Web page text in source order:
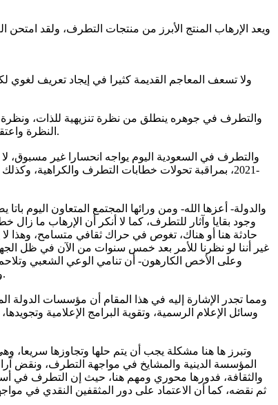
ويعد الإرهاب المنتج الأبرز من منتجات التطرف، ولقد
ولا تسعف المعاجم القديمة كثيرا في إيجاد تعريف لغوي
والتطرف في جوهره ينطلق من نظرة تنزيهية للذات، ونظرة
النظرة واعتقاد توفر الجواب باستمرار ليست منطقية، وإن الظن بأن جوابنا هو الجواب الصحيح بالضرورة، وجواب الآخر هو الجواب الخطأ بالضرورة، هو خلل فادح.
-2021، بمراقبة تحولات خطابات التطرف والكراهية،
والدولة- أعزها الله- ومن ورائها المجتمع المتعاون اليوم
وجود بقايا وآثار للتطرف، كما لا أنكر أن الإرهاب ما
حادثة هنا أو هناك، تغوص في حراك ثقافي متسامح، وهذا
غير أننا لو نظرنا للأمر بعد خمس سنوات من الآن في ظل
وعلى الأخص الكارهون- أن تنامي الوعي الشعبي
والمتعلمين، وبسبب الانفتاح الإعلامي، وتيسير الفتوى، ونزول السياسي عدة درجات لمجتمعه وقفزه على نظريات وأقانيم السياسة العربية المعروفة.
ومما تجدر الإشارة إليه في هذا المقام أن مؤسسات الدولة
وسائل الإعلام الرسمية، وتقوية البرامج الإعلامية
وتبرز ها هنا مشكلة يجب أن يتم حلها وتجاوزها سريعا،
المؤسسة الدينية والمشايخ في مواجهة التطرف، ونقض
والثقافة، فدورها محوري ومهم هنا، حيث إن التطرف في
ثم نقضه، كما أن الاعتماد على دور المثقفين النقدي في